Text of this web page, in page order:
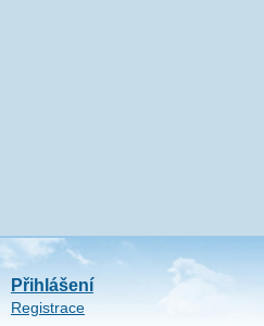
Přihlášení
Registrace